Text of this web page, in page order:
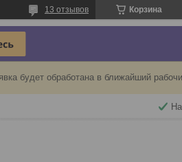
Корзина
13 отзывов
будет обработана в ближайший